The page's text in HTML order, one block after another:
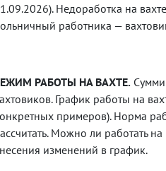
Недоработка на
работника —
РАБОТЫ НА ВАХТЕ.
График работы на
примеров). Норма
Можно ли работать
изменений в график.